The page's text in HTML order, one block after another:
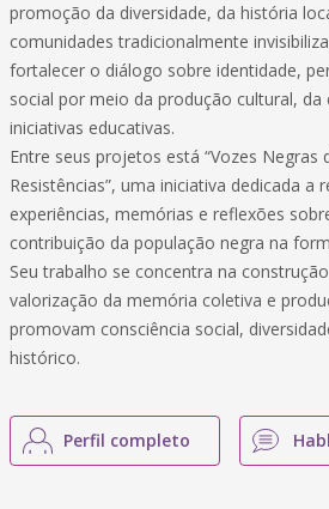
promoção da diversidade, da história
comunidades tradicionalmente
fortalecer o diálogo sobre identidade,
social por meio da produção cultural,
iniciativas educativas.
Entre seus projetos está “Vozes Negras
Resistências”, uma iniciativa dedicada a
experiências, memórias e reflexões
contribuição da população negra na
Seu trabalho se concentra na
valorização da memória coletiva e
promovam consciência social,
histórico.
Perfil completo